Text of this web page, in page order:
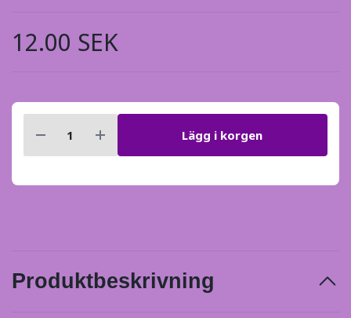
12.00 SEK
Lägg i korgen
Produktbeskrivning